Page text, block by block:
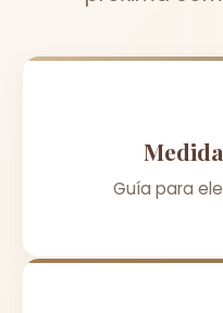
Guía para